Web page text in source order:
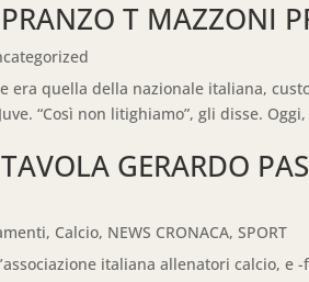
T MAZZONI
era quella della nazionale italiana,
“Così non litighiamo”, gli disse.
GERARDO
, Calcio, NEWS CRONACA, SPORT
italiana allenatori calcio,